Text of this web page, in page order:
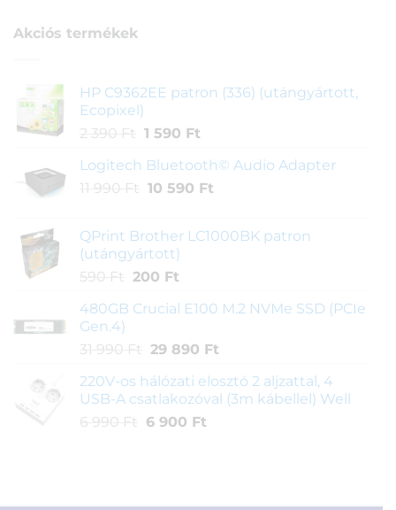
Akciós termékek
HP C9362EE patron (336) (utángyártott,
Ecopixel)
2 390 Ft
Original
was:
2
1 590 FtCurrent
is:
1
Logitech Bluetooth© Audio Adapter
11 990 Ft
Original
11
990 Ft.
10 590 FtCurrent
10
QPrint Brother LC1000BK patron
(utángyártott)
590 Ft
Original
was:
200 FtCurrent
is:
480GB Crucial E100 M.2 NVMe SSD (PCIe
Gen.4)
31 990 Ft
Original
was:
31
990 Ft.
29 890 FtCurrent
is:
29
220V-os hálózati elosztó 2 aljzattal, 4
USB-A csatlakozóval (3m kábellel) Well
6 990 Ft
Original
6 900 FtCurrent